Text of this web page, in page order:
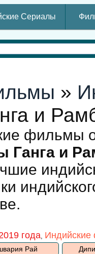
Сериалы
»
и
фильмы
Ганга и
года,
Рай